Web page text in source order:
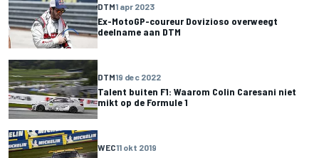
DTM1 apr 2023
Ex-MotoGP-coureur Dovizioso overweegt
deelname aan DTM
DTM19 dec 2022
Talent buiten F1: Waarom Colin Caresani niet
mikt op de Formule 1
WEC11 okt 2019